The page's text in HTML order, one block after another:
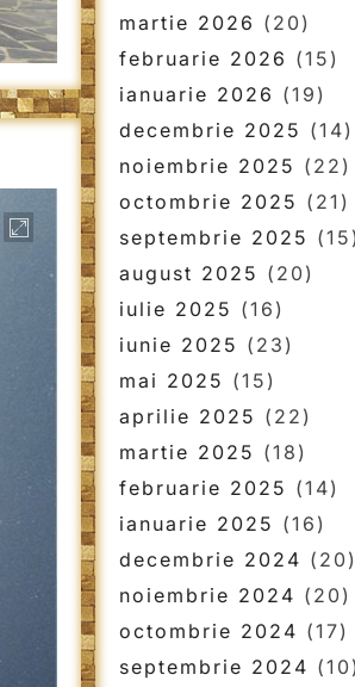
martie 2026 (20)
februarie 2026 (15)
ianuarie 2026 (19)
decembrie 2025 (14)
noiembrie 2025 (22)
octombrie 2025 (21)
septembrie 2025 (15)
august 2025 (20)
iulie 2025 (16)
iunie 2025 (23)
mai 2025 (15)
aprilie 2025 (22)
martie 2025 (18)
februarie 2025 (14)
ianuarie 2025 (16)
decembrie 2024 (20)
noiembrie 2024 (20)
octombrie 2024 (17)
septembrie 2024 (10)